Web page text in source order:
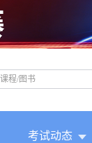
考试动态